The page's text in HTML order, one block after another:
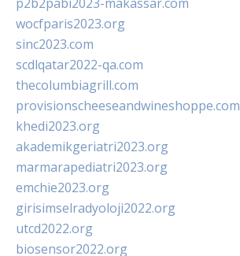
wocfparis2023.org
sinc2023.com
scdlqatar2022-qa.com
thecolumbiagrill.com
provisionscheeseandwineshoppe.com
khedi2023.org
akademikgeriatri2023.org
marmarapediatri2023.org
emchie2023.org
girisimselradyoloji2022.org
utcd2022.org
biosensor2022.org